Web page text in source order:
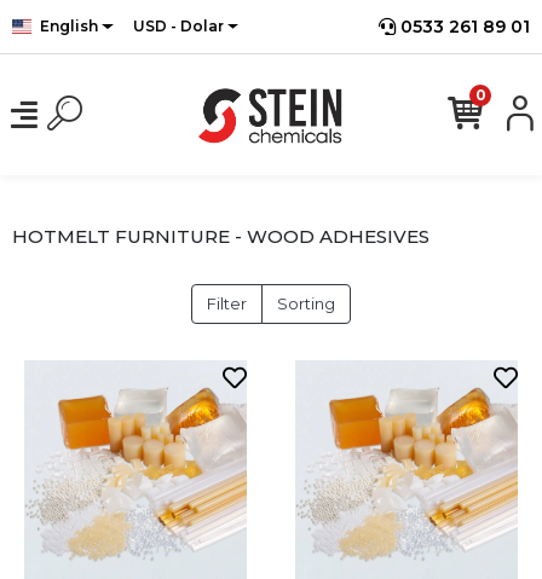
English USD - Dolar 0533 261 89 01
0
HOTMELT FURNITURE - WOOD ADHESIVES
Filter Sorting